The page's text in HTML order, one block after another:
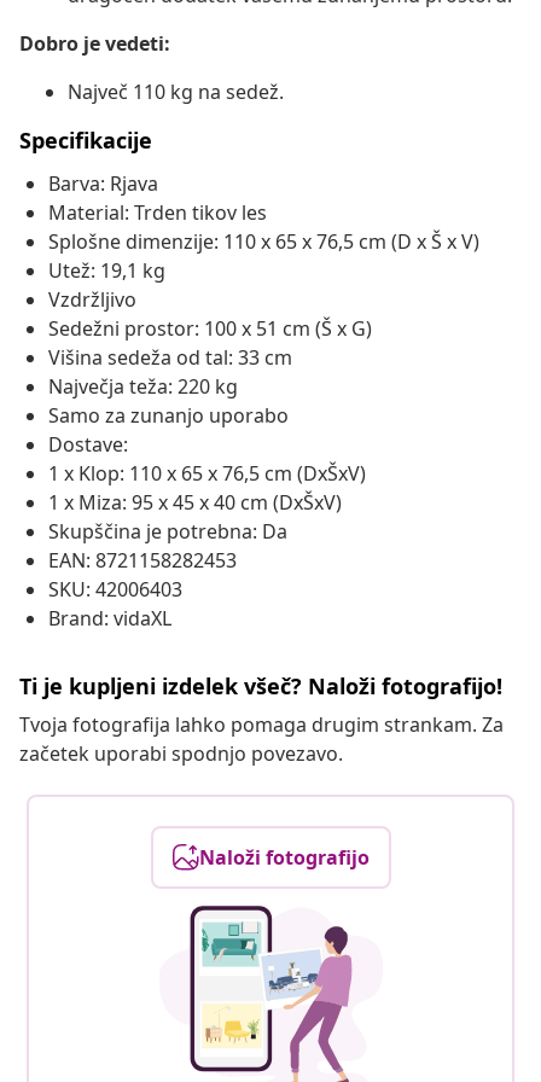
Dobro je vedeti:
Največ 110 kg na sedež.
Specifikacije
Barva: Rjava
Material: Trden tikov les
Splošne dimenzije: 110 x 65 x 76,5 cm (D x Š x V)
Utež: 19,1 kg
Vzdržljivo
Sedežni prostor: 100 x 51 cm (Š x G)
Višina sedeža od tal: 33 cm
Največja teža: 220 kg
Samo za zunanjo uporabo
Dostave:
1 x Klop: 110 x 65 x 76,5 cm (DxŠxV)
1 x Miza: 95 x 45 x 40 cm (DxŠxV)
Skupščina je potrebna: Da
EAN: 8721158282453
SKU: 42006403
Brand: vidaXL
Ti je kupljeni izdelek všeč? Naloži fotografijo!
Tvoja fotografija lahko pomaga drugim strankam. Za
začetek uporabi spodnjo povezavo.
Naloži fotografijo